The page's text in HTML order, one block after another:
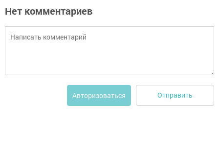
Нет комментариев
Авторизоваться Отправить